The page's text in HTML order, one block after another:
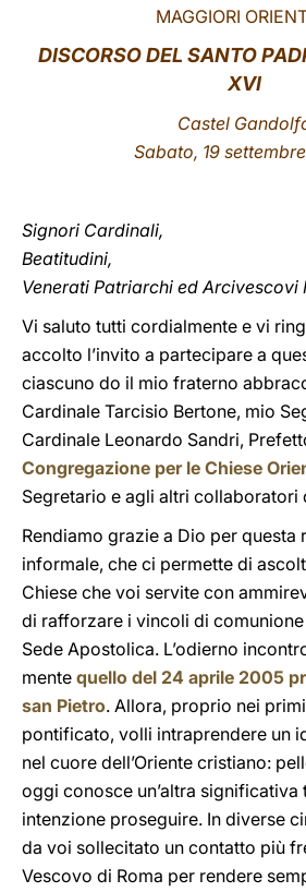
MAGGIORI
DISCORSO DEL SANTO
XVI
Castel
Sabato, 19
Signori Cardinali,
Beatitudini,
Venerati Patriarchi ed Arcivescovi
Vi saluto tutti cordialmente e vi
accolto l’invito a partecipare a
ciascuno do il mio fraterno
Cardinale Tarcisio Bertone, mio
Cardinale Leonardo Sandri,
Congregazione per le Chiese
Segretario e agli altri collaboratori
Rendiamo grazie a Dio per questa
informale, che ci permette di
Chiese che voi servite con
di rafforzare i vincoli di
Sede Apostolica. L’odierno
mente quello del 24 aprile 2005
san Pietro. Allora, proprio nei
pontificato, volli intraprendere un
nel cuore dell’Oriente cristiano:
oggi conosce un’altra significativa
intenzione proseguire. In diverse
da voi sollecitato un contatto più
Vescovo di Roma per rendere